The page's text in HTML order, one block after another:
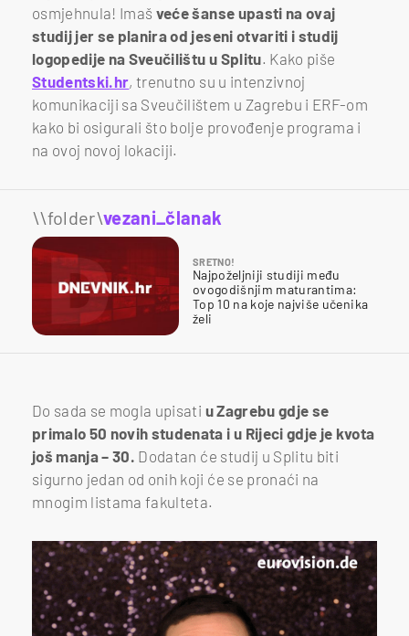
osmjehnula! Imaš veće šanse upasti na ovaj
studij jer se planira od jeseni otvariti i studij
logopedije na Sveučilištu u Splitu. Kako piše
Studentski.hr, trenutno su u intenzivnoj
komunikaciji sa Sveučilištem u Zagrebu i ERF-om
kako bi osigurali što bolje provođenje programa i
na ovoj novoj lokaciji.
\\folder\vezani_članak
SRETNO!
Najpoželjniji studiji među
ovogodišnjim maturantima:
Top 10 na koje najviše učenika
želi
Do sada se mogla upisati u Zagrebu gdje se
primalo 50 novih studenata i u Rijeci gdje je kvota
još manja – 30. Dodatan će studij u Splitu biti
sigurno jedan od onih koji će se pronaći na
mnogim listama fakulteta.